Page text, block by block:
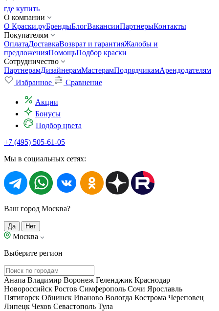
где купить
О компании
О Краски.руБрендыБлогВакансииПартнерыКонтакты
Покупателям
ОплатаДоставкаВозврат и гарантияЖалобы и
предложенияПомощьПодбор краски
Сотрудничество
ПартнерамДизайнерамМастерамПодрядчикамАрендодателям
Избранное
Сравнение
Акции
Бонусы
Подбор цвета
+7 (495) 505-61-05
Мы в социальных сетях:
Ваш город Москва?
Да Нет
Москва
Выберите регион
Анапа Владимир Воронеж Геленджик Краснодар
Новороссийск Ростов Симферополь Сочи Ярославль
Пятигорск Обнинск Иваново Вологда Кострома Череповец
Липецк Чехов Севастополь Тула